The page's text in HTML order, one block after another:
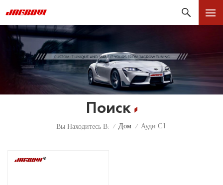
Поиск
Вы Находитесь В: / Дом / Ауди С1